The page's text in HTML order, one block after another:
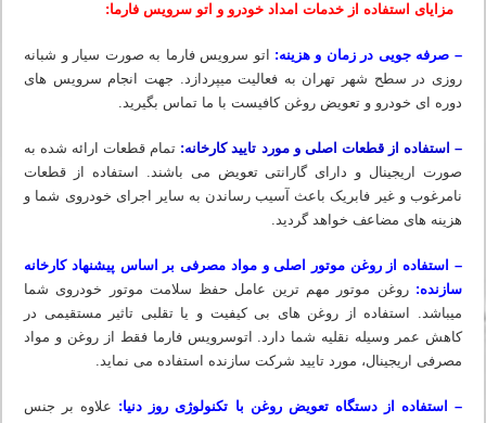
مزایای استفاده از خدمات امداد خودرو و اتو سرویس فارما:
– صرفه جویی در زمان و هزینه: اتو سرویس فارما به صورت سیار و شبانه
روزی در سطح شهر تهران به فعالیت میپردازد. جهت انجام سرویس های
دوره ای خودرو و تعویض روغن کافیست با ما تماس بگیرید.
– استفاده از قطعات اصلی و مورد تایید کارخانه: تمام قطعات ارائه شده به
صورت اریجینال و دارای گارانتی تعویض می باشند. استفاده از قطعات
نامرغوب و غیر فابریک باعث آسیب رساندن به سایر اجرای خودروی شما و
هزینه های مضاعف خواهد گردید.
– استفاده از روغن موتور اصلی و مواد مصرفی بر اساس پیشنهاد کارخانه
سازنده: روغن موتور مهم ترین عامل حفظ سلامت موتور خودروی شما
میباشد. استفاده از روغن های بی کیفیت و یا تقلبی تاثیر مستقیمی در
کاهش عمر وسیله نقلیه شما دارد. اتوسرویس فارما فقط از روغن و مواد
مصرفی اریجینال، مورد تایید شرکت سازنده استفاده می نماید.
– استفاده از دستگاه تعویض روغن با تکنولوژی روز دنیا: علاوه بر جنس